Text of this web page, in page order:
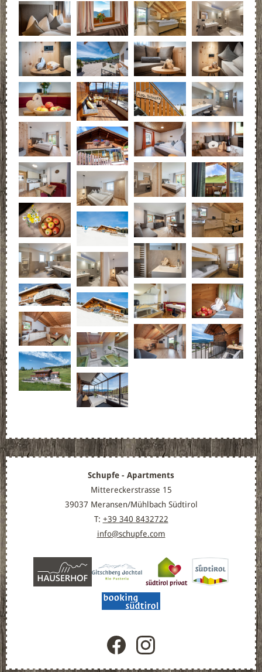
Schupfe - Apartments
Mittereckerstrasse 15
39037 Meransen/Mühlbach Südtirol
T: +39 340 8432722
info@schupfe.com